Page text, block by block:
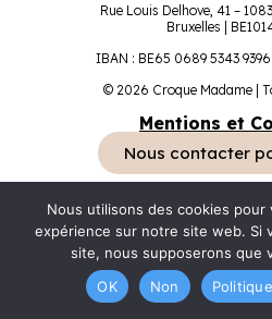
Rue Louis Delhove, 41 –
Bruxelles |
IBAN : BE65 0689 5343
© 2026 Croque Madame |
Mentions et
Nous contacter
Nous utilisons des cookies pour
expérience sur notre site web. Si
site, nous supposerons que
OK
Non